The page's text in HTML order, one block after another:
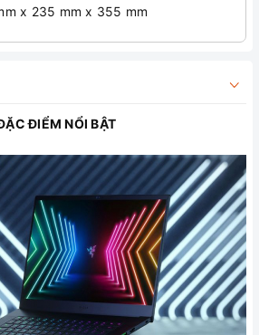
x 235 mm x 355 mm
ĐIỂM NỔI BẬT